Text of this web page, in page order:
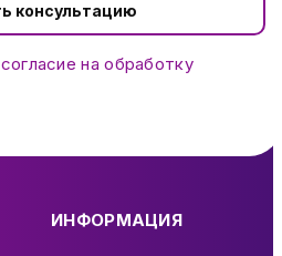
Получить консультацию
согласие на обработку
ИНФОРМАЦИЯ